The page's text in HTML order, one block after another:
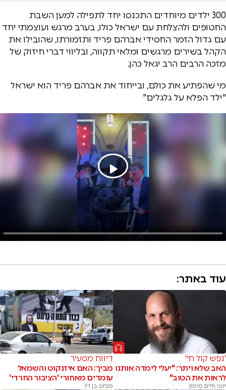
300 ילדים מיוחדים התכנסו יחד לתפילה למען השבת
החטופים ולהצלחת עם ישראל כולו, בערב מרגש ועוצמתי יחד
עם גדול הזמר החסידי אברהם פריד ותזמורתו, שהובילו את
הקהל בשירים מרגשים ומלאי תקווה, ובליווי דברי חיזוק של
מזכה הרבים הרב יגאל כהן.
מי שהפתיע את כולם, ובייחוד את אברהם פריד הוא ישראל
"ילד הפלא על גלגלים"
עוד באתר:
'נפש קול חי'
האב שלא ויתר: "יעלי לימדה אותנו
לראות את הטוב"
יוסי חיים מימון
דיווח מסעיר
מביך: האם איזנקוט והשמאל
עומדים מאחורי 'הציבור החרדי'
פנחס בן זיו